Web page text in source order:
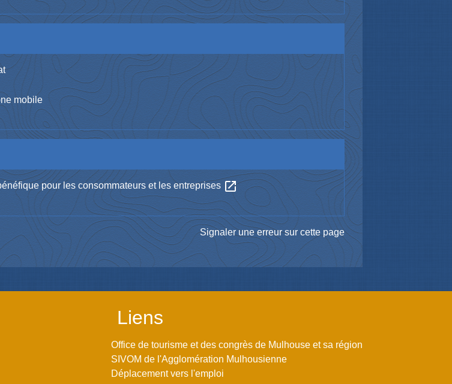
mobile
pour les consommateurs et les entreprises open_in_new
Signaler une erreur sur cette page
Liens
Office de tourisme et des congrès de Mulhouse et sa région
SIVOM de l'Agglomération Mulhousienne
Déplacement vers l'emploi